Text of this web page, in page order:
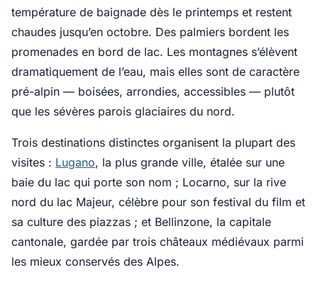
température de baignade dès le printemps et restent
chaudes jusqu’en octobre. Des palmiers bordent les
promenades en bord de lac. Les montagnes s’élèvent
dramatiquement de l’eau, mais elles sont de caractère
pré-alpin — boisées, arrondies, accessibles — plutôt
que les sévères parois glaciaires du nord.
Trois destinations distinctes organisent la plupart des
visites : Lugano, la plus grande ville, étalée sur une
baie du lac qui porte son nom ; Locarno, sur la rive
nord du lac Majeur, célèbre pour son festival du film et
sa culture des piazzas ; et Bellinzone, la capitale
cantonale, gardée par trois châteaux médiévaux parmi
les mieux conservés des Alpes.